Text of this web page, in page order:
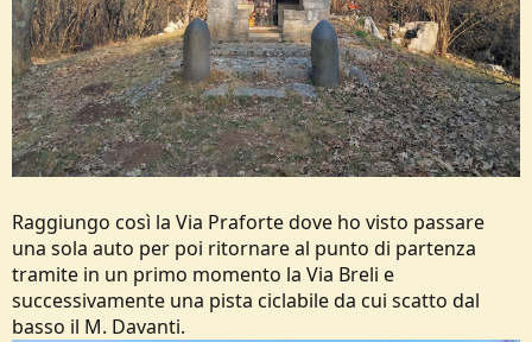
Raggiungo così la Via Praforte dove ho visto passare
una sola auto per poi ritornare al punto di partenza
tramite in un primo momento la Via Breli e
successivamente una pista ciclabile da cui scatto dal
basso il M. Davanti.